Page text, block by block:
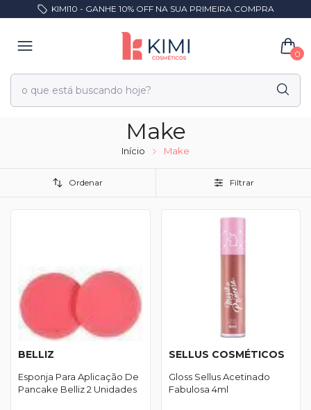
KIMI10 - GANHE 10% OFF NA SUA PRIMEIRA COMPRA
0
Make
Início Make
Ordenar Filtrar
BELLIZ
Esponja Para Aplicação De
Pancake Belliz 2 Unidades
SELLUS COSMÉTICOS
Gloss Sellus Acetinado
Fabulosa 4ml